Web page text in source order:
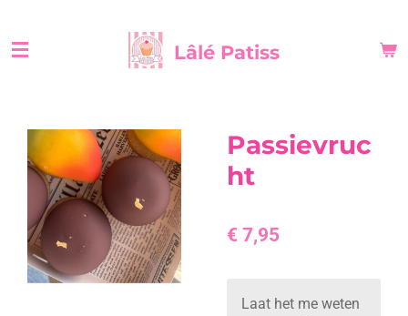
direct
naar
Lâlé Patiss
Passievruc
ht
€ 7,95
Laat het me weten